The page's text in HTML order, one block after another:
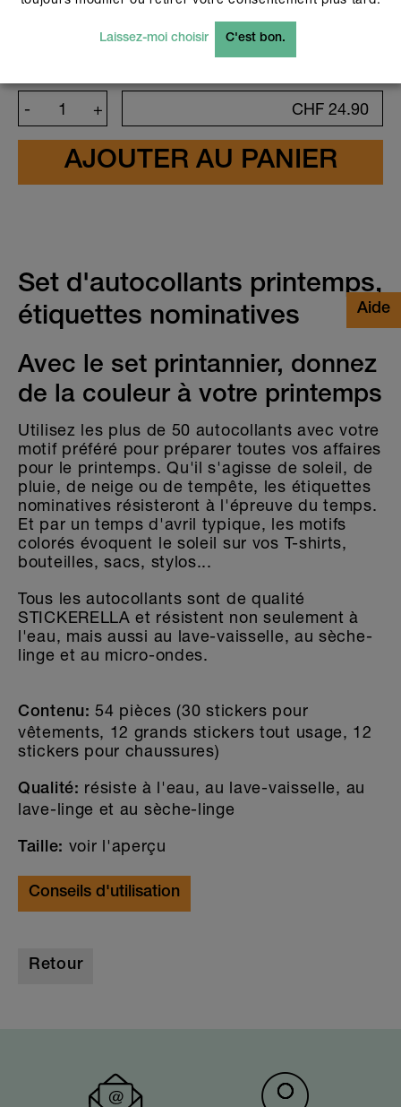
+
- CHF 24.90
Set d'autocollants printemps,
étiquettes nominatives
Avec le set printannier, donnez
de la couleur à votre printemps
Utilisez les plus de 50 autocollants avec votre
motif préféré pour préparer toutes vos affaires
pour le printemps. Qu'il s'agisse de soleil, de
pluie, de neige ou de tempête, les étiquettes
nominatives résisteront à l'épreuve du temps.
Et par un temps d'avril typique, les motifs
colorés évoquent le soleil sur vos T-shirts,
bouteilles, sacs, stylos...
Tous les autocollants sont de qualité
STICKERELLA et résistent non seulement à
l'eau, mais aussi au lave-vaisselle, au sèche-
linge et au micro-ondes.
Contenu: 54 pièces (30 stickers pour
vêtements, 12 grands stickers tout usage, 12
stickers pour chaussures)
Qualité: résiste à l'eau, au lave-vaisselle, au
lave-linge et au sèche-linge
Taille: voir l'aperçu
Conseils d'utilisation
Retour
transparence. Si tu as des questions, n'hésite
pas à contacter notre service clientèle:
Laissez-moi choisir C'est bon.